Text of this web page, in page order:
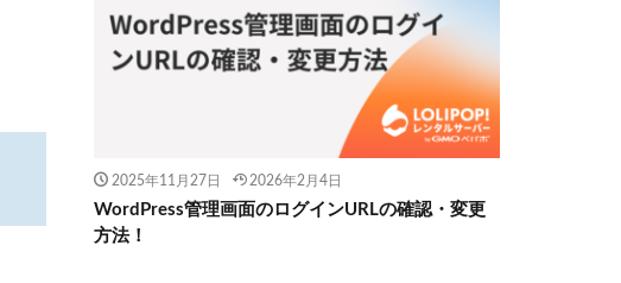
2025年11月27日 2026年2月4日
WordPress管理画面のログインURLの確認・変更
方法！